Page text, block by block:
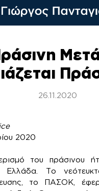
26.11.2020
2020
του πράσινου
Ελλάδα. Το
το ΠΑΣΟΚ,